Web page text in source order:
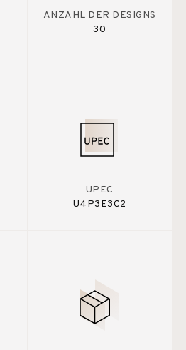
ANZAHL DER DESIGNS
30
UPEC
U4P3E3C2